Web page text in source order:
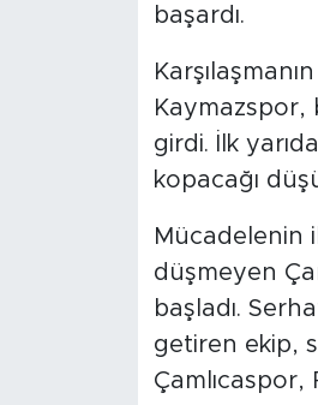
başardı.
Kaymazspor,
girdi. İlk
kopacağı
Mücadelenin
düşmeyen
başladı.
getiren ekip,